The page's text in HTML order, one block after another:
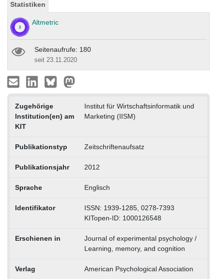
Statistiken
Altmetric
Seitenaufrufe: 180
seit 23.11.2020
Zugehörige
Institution(en) am
KIT
Institut für Wirtschaftsinformatik und
Marketing (IISM)
Publikationstyp Zeitschriftenaufsatz
Publikationsjahr 2012
Sprache Englisch
Identifikator
ISSN: 1939-1285, 0278-7393
KITopen-ID: 1000126548
Erschienen in
Journal of experimental psychology /
Learning, memory, and cognition
Verlag American Psychological Association